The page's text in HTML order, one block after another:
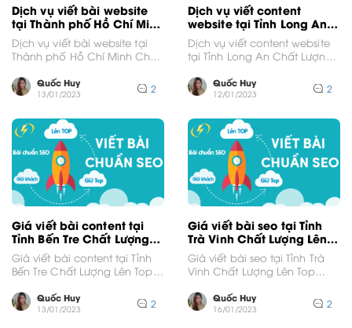
Dịch vụ viết bài website
tại Thành phố Hồ Chí Minh
Chất Lượng Lên Top
Google
Dịch vụ viết bài website tại
Thành phố Hồ Chí Minh Chất
trường...Quốc Huy
13/01/2023 2
Dịch vụ viết content
website tại Tỉnh Long An
Chất Lượng Lên Top
Google
Dịch vụ viết content website
tại Tỉnh Long An Chất Lượng
cạnh tranh...
Quốc Huy
12/01/2023 2
Giá viết bài content tại
Tỉnh Bến Tre Chất Lượng
Lên Top Google
Giá viết bài content tại Tỉnh
Bến Tre Chất Lượng Lên Top
tranh khốc...
Quốc Huy
13/01/2023 2
Giá viết bài seo tại Tỉnh
Trà Vinh Chất Lượng Lên
Top Google
Giá viết bài seo tại Tỉnh Trà
Vinh Chất Lượng Lên Top
tranh khốc...
Quốc Huy
16/01/2023 2